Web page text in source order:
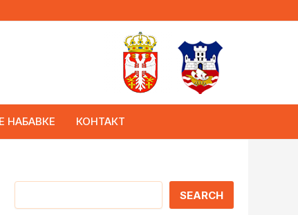
НАБАВКЕ КОНТАКТ
Претрага
SEARCH